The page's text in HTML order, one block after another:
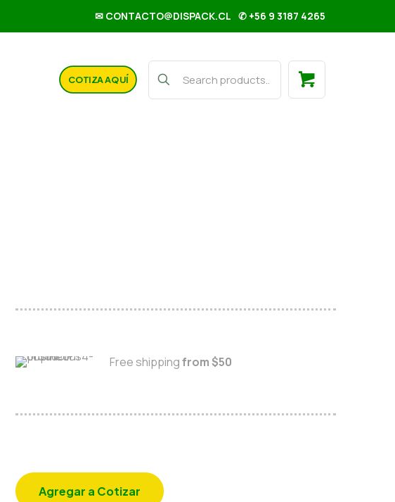
✉ CONTACTO@DISPACK.CL ✆ +56 9 3187 4265
COTIZA AQUÍ
Free shippingfrom $50
Agregar a Cotizar